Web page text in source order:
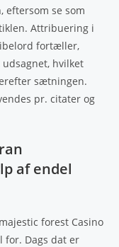
eftersom se som
Attribuering i
fortæller,
hvilket
sætningen.
pr. citater og
af endel
Dags dat er